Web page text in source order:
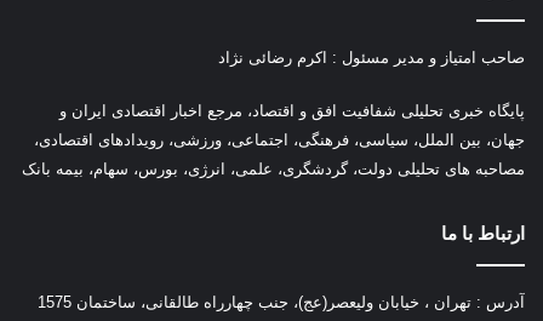
صاحب امتیاز و مدیر مسئول : اکرم رضائی نژاد
پایگاه خبری تحلیلی شفافیت افق و اقتصاد، مرجع اخبار اقتصادی ایران و
جهان، بین الملل، سیاسی، فرهنگی، اجتماعی، ورزشی، رویدادهای اقتصادی،
مصاحبه های تحلیلی دولت، گردشگری، علمی، انرژی، بورس، سهام، بیمه بانک
ارتباط با ما
آدرس : تهران ، خیابان ولیعصر(عج)، جنب چهارراه طالقانی، ساختمان 1575